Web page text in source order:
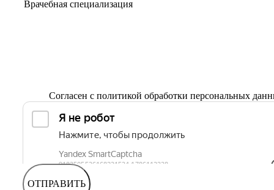
Согласен с политикой обработки персональных
ОТПРАВИТЬ